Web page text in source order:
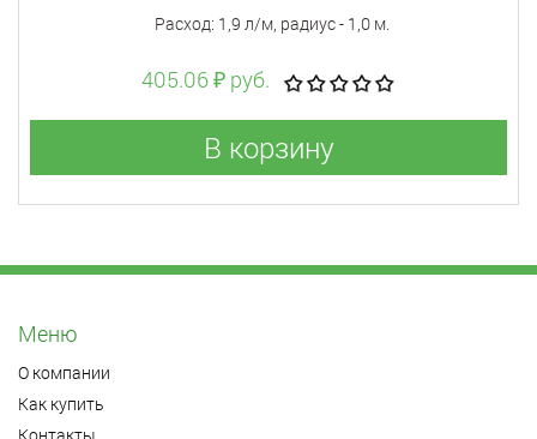
Расход: 1,9 л/м, радиус - 1,0 м.
405.06 ₽ руб.
В корзину
Меню
О компании
Как купить
Контакты